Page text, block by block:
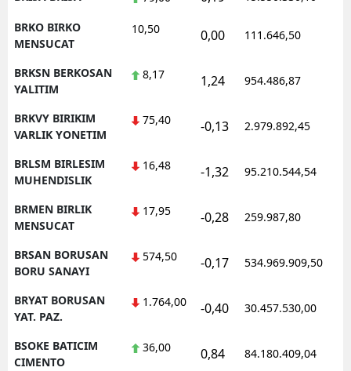
BRKO BIRKO
MENSUCAT
10,50 0,00 111.646,50
BRKSN BERKOSAN
YALITIM
8,17 1,24 954.486,87
BRKVY BIRIKIM
VARLIK YONETIM
75,40 -0,13 2.979.892,45
BRLSM BIRLESIM
MUHENDISLIK
16,48 -1,32 95.210.544,54
BRMEN BIRLIK
MENSUCAT
17,95 -0,28 259.987,80
BRSAN BORUSAN
BORU SANAYI
574,50 -0,17 534.969.909,50
BRYAT BORUSAN
YAT. PAZ.
1.764,00 -0,40 30.457.530,00
BSOKE BATICIM
CIMENTO
36,00 0,84 84.180.409,04